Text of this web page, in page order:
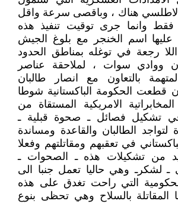
والاطلسي هناك ، وباقصى سرعة واقل
وانما جرى توقيت تنفيذ هذه
عليها اسم الخنجر مع بلوغ الجيش
اللا رجعة في توغله بمناطق الحدود
ووادي سوات ، لملاحقة عناصر
بالتعاون مع انصار طالبان
قطعت الحكومة الباكستانية شوطا
الامريكية المستقاة من
في تشكيل فصائل ـ صحوة قبلية ـ
الطالبان والقاعدة ومساندة
في تعقبهم ومقاتلتهم وفعلا
من تشكيلات هذه ـ الصحوات ـ
ـ لشكرـ وهي حاليا تعمل جنبا الى
التي راحت تغدق على هذه
المقاتلة بالسلاح وهي تحظى بنوع